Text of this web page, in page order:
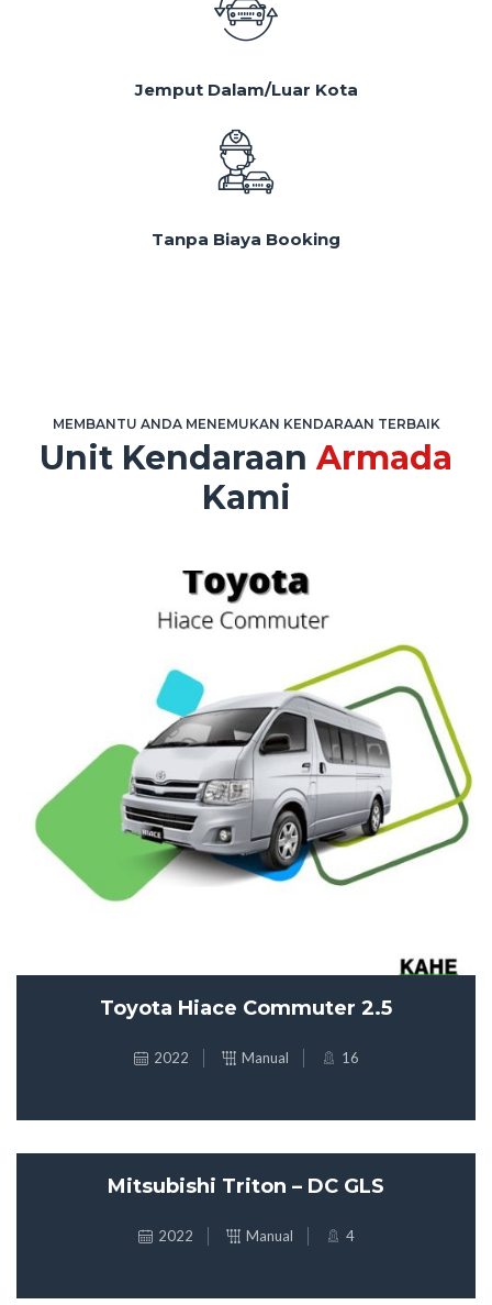
Jemput Dalam/Luar Kota
Tanpa Biaya Booking
MEMBANTU ANDA MENEMUKAN KENDARAAN TERBAIK
Unit Kendaraan Armada
Kami
Toyota Hiace Commuter 2.5
2022 Manual 16
Mitsubishi Triton – DC GLS
2022 Manual 4